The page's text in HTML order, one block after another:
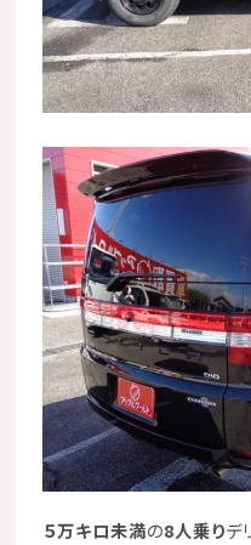
５万キロ未満の8人乗りデ